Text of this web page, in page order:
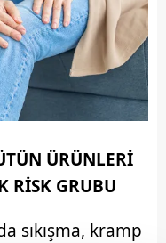
ÜRÜNLERİ
RİSK GRUBU
sıkışma, kramp